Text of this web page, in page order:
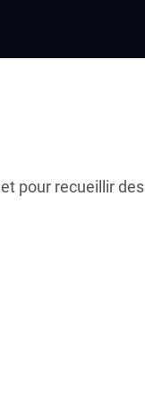
pour recueillir des